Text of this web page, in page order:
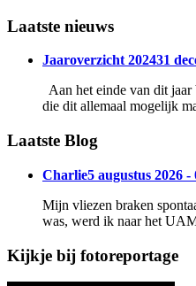
Laatste nieuws
Jaaroverzicht 202431
Aan het einde van dit
die dit allemaal mogelijk
Laatste Blog
Charlie5 augustus 2026 -
Mijn vliezen braken
was, werd ik naar het
Kijkje bij fotoreportage